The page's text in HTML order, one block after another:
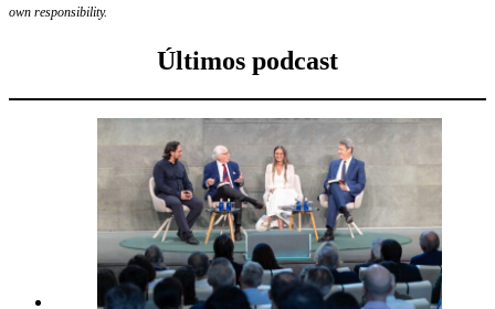
own responsibility.
Últimos podcast